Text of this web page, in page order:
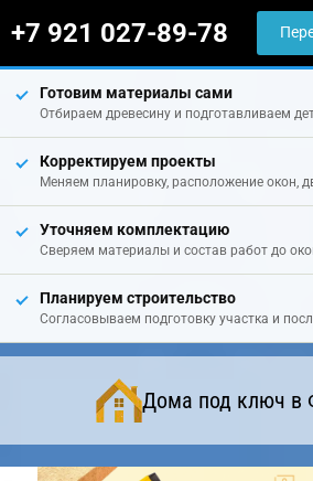
+7 921 027-89-78
Готовим материалы сами
Отбираем древесину и подготавливаем
Корректируем проекты
Меняем планировку, расположение окон,
Уточняем комплектацию
Сверяем материалы и состав работ до
Планируем строительство
Согласовываем подготовку участка и
Дома под ключ в